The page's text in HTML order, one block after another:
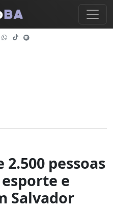
2.500 pessoas
e
Salvador